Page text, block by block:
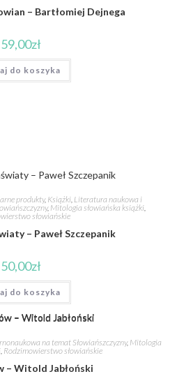
– Bartłomiej Dejnega
59,00zł
do koszyka
produkty, Książki, Literatura naukowa i
, Mitologia słowiańska książki,
słowiańskie
– Paweł Szczepanik
50,00zł
do koszyka
na temat Słowiańszczyzny, Mitologia
, Rodzimowierstwo słowiańskie
– Witold Jabłoński